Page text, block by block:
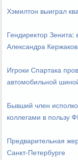
Хэмилтон выиграл
Гендиректор
Александра
Игроки Спартака
автомобильной
Бывший член
коллегами в пользу
Предварительная
Санкт-Петербурге